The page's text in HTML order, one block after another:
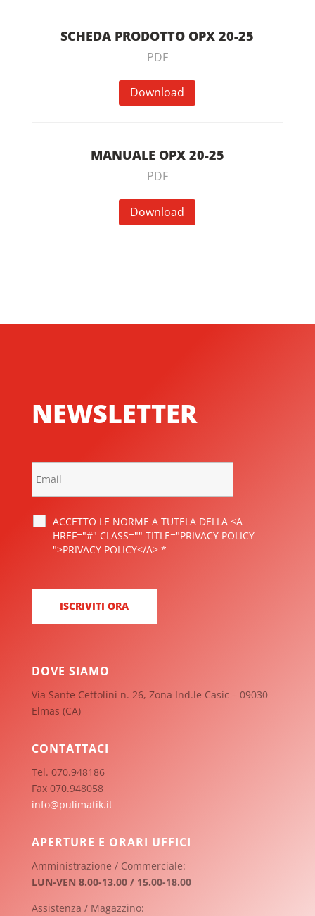
SCHEDA PRODOTTO OPX 20-25
PDF
Download
MANUALE OPX 20-25
PDF
Download
NEWSLETTER
ACCETTO LE NORME A TUTELA DELLA <A
HREF="#" CLASS="" TITLE="PRIVACY POLICY
">PRIVACY POLICY</A> *
DOVE SIAMO
Via Sante Cettolini n. 26, Zona Ind.le Casic – 09030
Elmas (CA)
CONTATTACI
Tel. 070.948186
Fax 070.948058
info@pulimatik.it
APERTURE E ORARI UFFICI
Amministrazione / Commerciale:
LUN-VEN 8.00-13.00 / 15.00-18.00
Assistenza / Magazzino: